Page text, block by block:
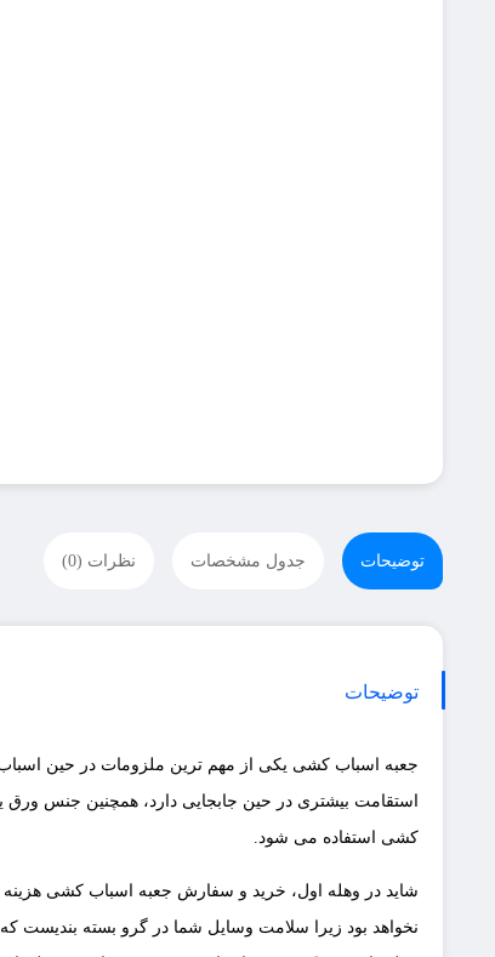
توضیحات جدول مشخصات نظرات (0)
توضیحات
جعبه اسباب کشی یکی از مهم ترین ملزومات در حین
استقامت بیشتری در حین جابجایی دارد، همچنین جنس ورق
کشی استفاده می شود.
شاید در وهله اول، خرید و سفارش جعبه اسباب کشی
نخواهد بود زیرا سلامت وسایل شما در گرو بسته بندیست که